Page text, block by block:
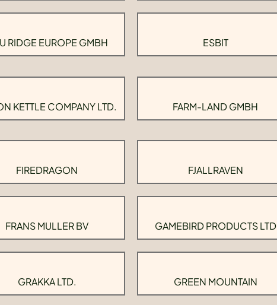
RIDGE EUROPE GMBH ESBIT
KETTLE COMPANY LTD. FARM-LAND GMBH
FIREDRAGON FJALLRAVEN
FRANS MULLER BV GAMEBIRD PRODUCTS LTD
GRAKKA LTD. GREEN MOUNTAIN